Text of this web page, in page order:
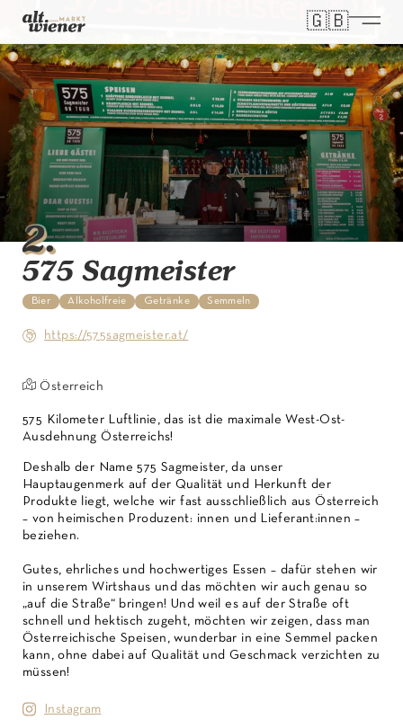
🇬🇧
Select
2.
575 Sagmeister
Bier Alkoholfreie Getränke Semmeln
https://575sagmeister.at/
Österreich
575 Kilometer Luftlinie, das ist die maximale West-Ost-
Ausdehnung Österreichs!
Deshalb der Name 575 Sagmeister, da unser
Hauptaugenmerk auf der Qualität und Herkunft der
Produkte liegt, welche wir fast ausschließlich aus Österreich
– von heimischen Produzent: innen und Lieferant:innen –
beziehen.
Gutes, ehrliches und hochwertiges Essen – dafür stehen wir
in unserem Wirtshaus und das möchten wir auch genau so
„auf die Straße“ bringen! Und weil es auf der Straße oft
schnell und hektisch zugeht, möchten wir zeigen, dass man
Österreichische Speisen, wunderbar in eine Semmel packen
kann, ohne dabei auf Qualität und Geschmack verzichten zu
müssen!
Instagram